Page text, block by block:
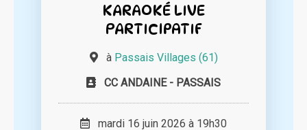
KARAOKÉ LIVE
PARTICIPATIF
à Passais Villages (61)
CC ANDAINE - PASSAIS
mardi 16 juin 2026 à 19h30